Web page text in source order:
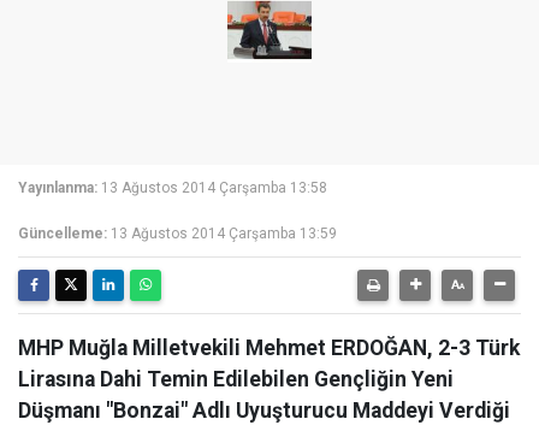
Yayınlanma: 13 Ağustos 2014 Çarşamba 13:58
Güncelleme: 13 Ağustos 2014 Çarşamba 13:59
MHP Muğla Milletvekili Mehmet ERDOĞAN, 2-3 Türk
Lirasına Dahi Temin Edilebilen Gençliğin Yeni
Düşmanı "Bonzai" Adlı Uyuşturucu Maddeyi Verdiği